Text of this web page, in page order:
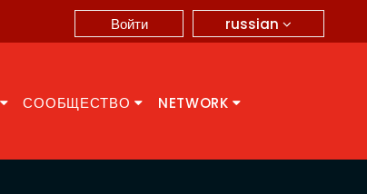
russian
Войти
СООБЩЕСТВО NETWORK